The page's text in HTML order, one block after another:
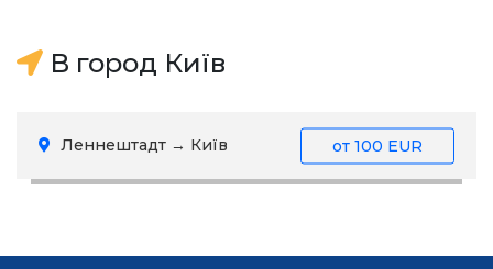
В город Київ
Леннештадт → Київ от 100 EUR